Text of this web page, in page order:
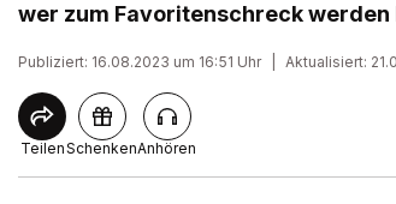
wer zum Favoritenschreck werden
Publiziert: 16.08.2023 um 16:51 Uhr Aktualisiert:
TeilenSchenkenAnhören